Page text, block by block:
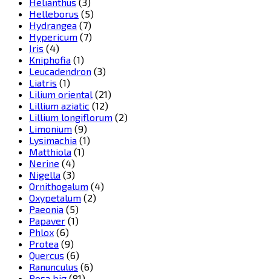
Helleborus (5)
Hydrangea (7)
Hypericum (7)
Iris (4)
Kniphofia (1)
Leucadendron (3)
Liatris (1)
Lilium oriental (21)
Lillium aziatic (12)
Lillium longiflorum (2)
Limonium (9)
Lysimachia (1)
Matthiola (1)
Nerine (4)
Nigella (3)
Ornithogalum (4)
Oxypetalum (2)
Paeonia (5)
Papaver (1)
Phlox (6)
Protea (9)
Quercus (6)
Ranunculus (6)